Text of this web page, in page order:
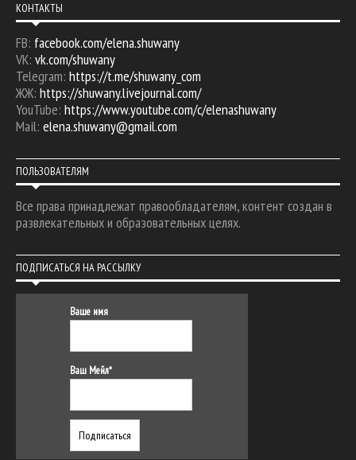
КОНТАКТЫ
FB: facebook.com/elena.shuwany
VK: vk.com/shuwany
Telegram: https://t.me/shuwany_com
ЖЖ: https://shuwany.livejournal.com/
YouTube: https://www.youtube.com/c/elenashuwany
Mail: elena.shuwany@gmail.com
ПОЛЬЗОВАТЕЛЯМ
Все права принадлежат правообладателям, контент создан в
развлекательных и образовательных целях.
ПОДПИСАТЬСЯ НА РАССЫЛКУ
Ваше имя
Ваш Мейл*